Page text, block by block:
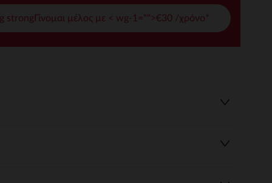
strongΓίνομαι μέλος με < wg-1="">€30 /χρόνο*